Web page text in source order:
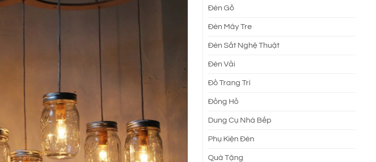
Đèn Gỗ
Đèn Mây Tre
Đèn Sắt Nghệ Thuật
Đèn Vải
Đồ Trang Trí
Đồng Hồ
Dung Cụ Nhà Bếp
Phụ Kiện Đèn
Quà Tặng